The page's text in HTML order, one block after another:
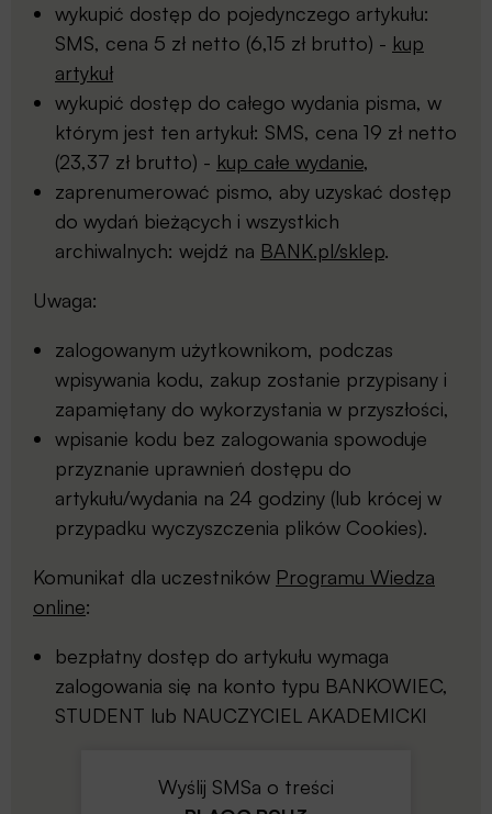
wykupić dostęp do pojedynczego artykułu:
SMS, cena 5 zł netto (6,15 zł brutto) - kup
artykuł
wykupić dostęp do całego wydania pisma, w
którym jest ten artykuł: SMS, cena 19 zł netto
(23,37 zł brutto) - kup całe wydanie,
zaprenumerować pismo, aby uzyskać dostęp
do wydań bieżących i wszystkich
archiwalnych: wejdź na BANK.pl/sklep.
Uwaga:
zalogowanym użytkownikom, podczas
wpisywania kodu, zakup zostanie przypisany i
zapamiętany do wykorzystania w przyszłości,
wpisanie kodu bez zalogowania spowoduje
przyznanie uprawnień dostępu do
artykułu/wydania na 24 godziny (lub krócej w
przypadku wyczyszczenia plików Cookies).
Komunikat dla uczestników Programu Wiedza
online:
bezpłatny dostęp do artykułu wymaga
zalogowania się na konto typu BANKOWIEC,
STUDENT lub NAUCZYCIEL AKADEMICKI
Wyślij SMSa o treści